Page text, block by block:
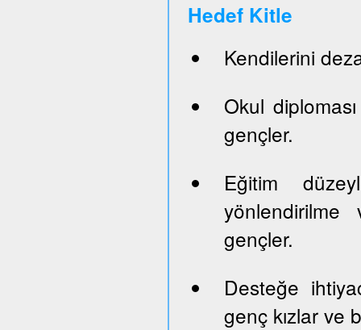
Hedef Kitle
Kendilerini
Okul
gençler.
Eğitim
yönlendirilme
gençler.
Desteğe
genç kızlar ve